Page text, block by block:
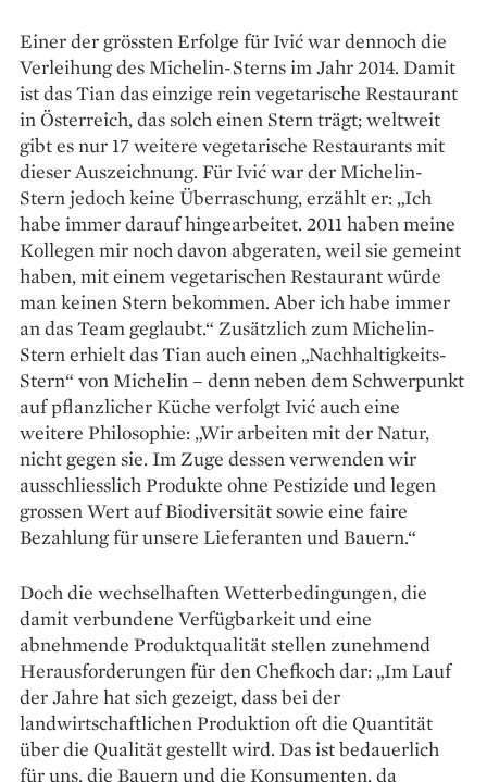
Einer der grössten Erfolge für Ivić war dennoch die
Verleihung des Michelin-Sterns im Jahr 2014. Damit
ist das Tian das einzige rein vegetarische Restaurant
in Österreich, das solch einen Stern trägt; weltweit
gibt es nur 17 weitere vegetarische Restaurants mit
dieser Auszeichnung. Für Ivić war der Michelin-
Stern jedoch keine Über­raschung, erzählt er: „Ich
habe immer darauf hingearbeitet. 2011 haben meine
Kollegen mir noch davon abgeraten, weil sie gemeint
haben, mit ­einem vegetarischen Restaurant würde
man keinen Stern bekommen. Aber ich habe immer
an das Team geglaubt.“ Zusätzlich zum Michelin-
Stern erhielt das Tian auch einen „Nachhaltigkeits-
Stern“ von Michelin – denn neben dem Schwerpunkt
auf pflanzlicher Küche verfolgt Ivić auch eine
weitere Philosophie: „Wir arbeiten mit der Natur,
nicht gegen sie. Im Zuge dessen verwenden wir
ausschliesslich Produkte ohne Pestizide und legen
grossen Wert auf Biodiversität sowie eine faire
Bezahlung für unsere Lieferanten und Bauern.“
Doch die wechselhaften Wetterbedingungen, die
damit verbundene Verfügbarkeit und eine
abnehmende Produktqualität stellen zunehmend
Herausforderungen für den Chefkoch dar: „Im Lauf
der Jahre hat sich gezeigt, dass bei der
landwirtschaftlichen Produktion oft die Quantität
über die Qualität gestellt wird. Das ist bedauerlich
für uns, die Bauern und die Konsumenten, da